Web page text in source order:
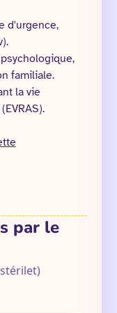
d'urgence,
familiale.
la vie
par le